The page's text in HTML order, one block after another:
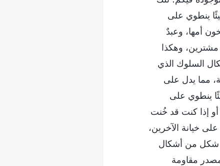
ينطوي على
أمها، وعبدٌ
وهكذا
السلوك الذي
مما يدل على
ينطوي على
إذا كنت قد خُنت
خيانة الآخرين،
شكل من أشكال
مقاومة